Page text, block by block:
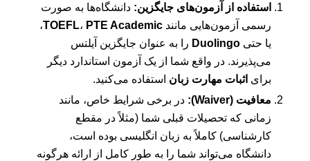
استفاده از آزمون‌های جایگزین: دانشگاه‌ها به صورت
رسمی آزمون‌هایی مانند
TOEFL، PTE Academic
،
یا حتی Duolingo را به عنوان جایگزین آیلتس
می‌پذیرند. در واقع شما از یک آزمون استاندارد دیگر
برای اثبات مهارت زبان استفاده می‌کنید.
معافیت (Waiver):
در برخی شرایط خاص، مانند
زمانی که تحصیلات قبلی شما (مثلاً در مقطع
کارشناسی) کاملاً به زبان انگلیسی بوده است،
دانشگاه می‌تواند شما را به طور کامل از ارائه هرگونه